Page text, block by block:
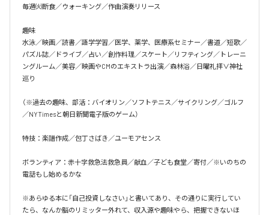
毎週㈫断食／ウォーキング／作曲演奏リリース
趣味
水泳／映画／読書／語学学習／医学、薬学、医療系セミナー／書道／短歌／
パズル誌／ドライブ／占い／創作料理／スケート／リフティング／トレーニ
ングルーム／美容／映画やCMのエキストラ出演／森林浴／日曜礼拝∨神社
巡り
（※過去の趣味、部活：バイオリン／ソフトテニス／サイクリング／ゴルフ
／NYTimesと朝日新聞電子版のゲーム）
特技：楽譜作成／包丁さばき／ユーモアセンス
ボランティア：赤十字救急法救急員／献血／子ども食堂／寄付／※いのちの
電話もし始めるかな
※あらゆる本に「自己投資しなさい」と書いてあり、その通りに実行してい
たら、なんか脳のリミッター外れて、収入源や趣味やら、把握できないほ